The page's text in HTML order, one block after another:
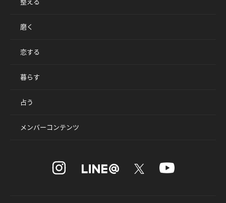
磨く
恋する
暮らす
占う
メンバーコンテンツ